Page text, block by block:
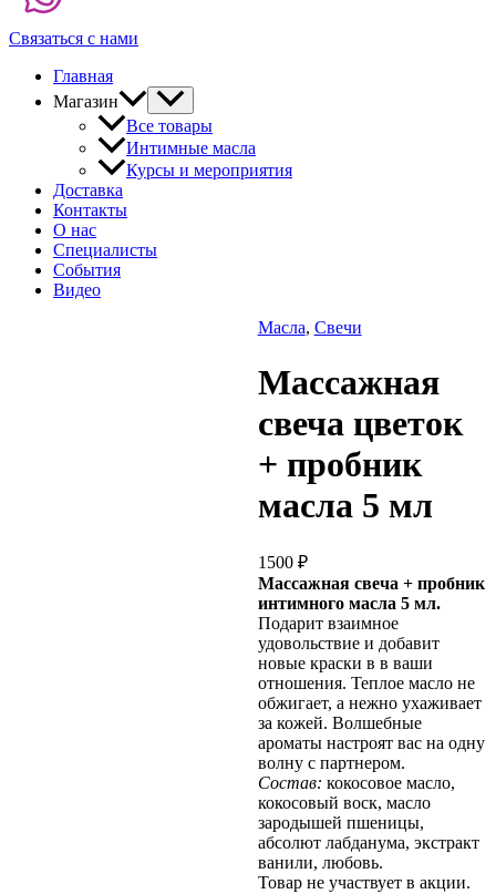
Связаться с нами
Главная
Магазин
Все товары
Интимные масла
Курсы и мероприятия
Доставка
Контакты
О нас
Специалисты
События
Видео
Масла, Свечи
Массажная
свеча цветок
+ пробник
масла 5 мл
1500 ₽
Массажная свеча + пробник
интимного масла 5 мл.
Подарит взаимное
удовольствие и добавит
новые краски в в ваши
отношения. Теплое масло не
обжигает, а нежно ухаживает
за кожей. Волшебные
ароматы настроят вас на одну
волну с партнером.
Состав: кокосовое масло,
кокосовый воск, масло
зародышей пшеницы,
абсолют лабданума, экстракт
ванили, любовь.
Товар не участвует в акции.